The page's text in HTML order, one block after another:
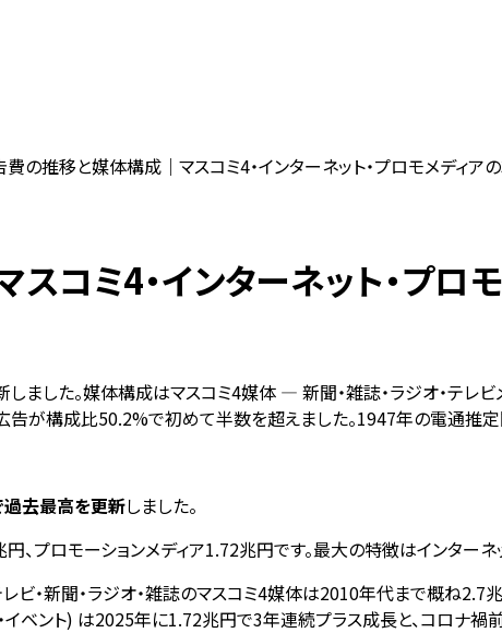
の推移と媒体構成｜マスコミ4・インターネット・プロモメディア
コミ4・インターネット・プロ
した。媒体構成はマスコミ4媒体 — 新聞・雑誌・ラジオ・テレ
告が構成比50.2%で初めて半数を超えました。1947年の電通推
去最高を更新しました。
、プロモーションメディア1.72兆円です。最大の特徴はインター
ビ・新聞・ラジオ・雑誌のマスコミ4媒体は2010年代まで概ね
イベント) は2025年に1.72兆円で3年連続プラス成長と、コロナ